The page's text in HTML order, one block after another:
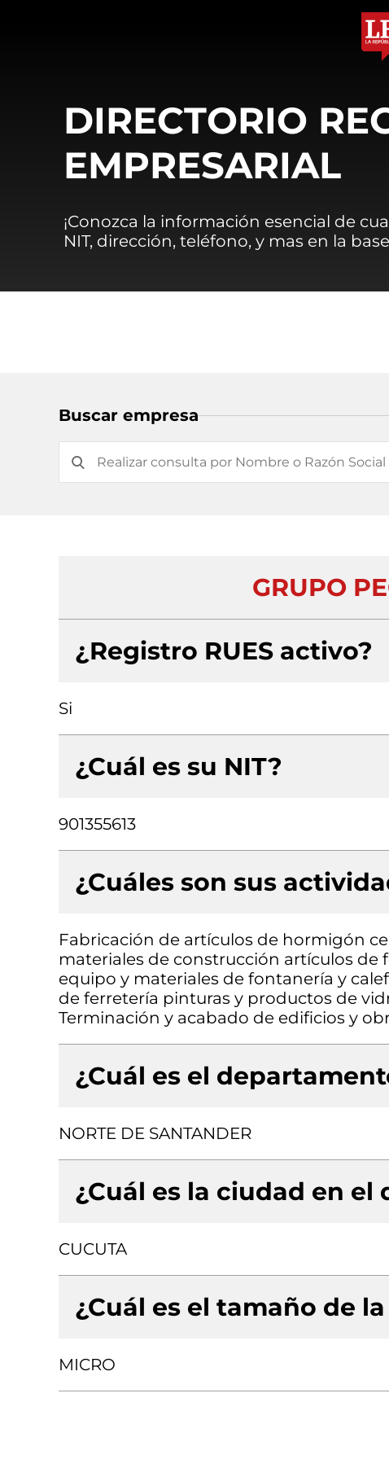
DIRECTORIO
EMPRESARIAL
¡Conozca la información esencial de
NIT, dirección, teléfono, y mas en la
Buscar empresa
GRUPO
¿Registro RUES activo?
Si
¿Cuál es su NIT?
901355613
¿Cuáles son sus
Fabricación de artículos de hormigón
materiales de construcción artículos
equipo y materiales de fontanería y
de ferretería pinturas y productos de
Terminación y acabado de edificios y
¿Cuál es el
NORTE DE SANTANDER
¿Cuál es la ciudad en el
CUCUTA
¿Cuál es el tamaño de
MICRO